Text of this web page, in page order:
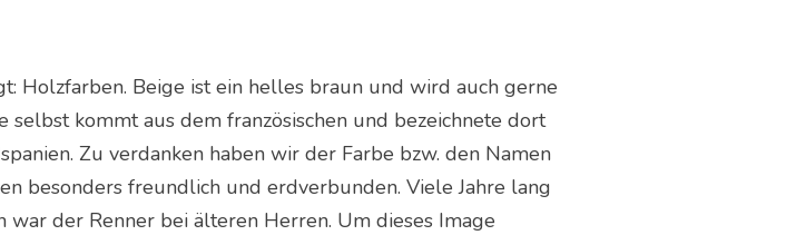
Holzfarben. Beige ist ein helles braun und wird auch gerne
kommt aus dem französischen und bezeichnete dort
Zu verdanken haben wir der Farbe bzw. den Namen
besonders freundlich und erdverbunden. Viele Jahre lang
war der Renner bei älteren Herren. Um dieses Image